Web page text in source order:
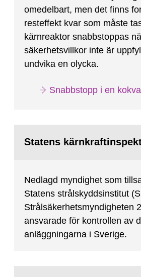
omedelbart, men det finns
resteffekt kvar som måste
kärnreaktor snabbstoppas
säkerhetsvillkor inte är
undvika en olycka.
Snabbstopp i en
Statens
Nedlagd myndighet som
Statens strålskyddsinstitut
Strålsäkerhetsmyndigheten
ansvarade för kontrollen av
anläggningarna i Sverige.